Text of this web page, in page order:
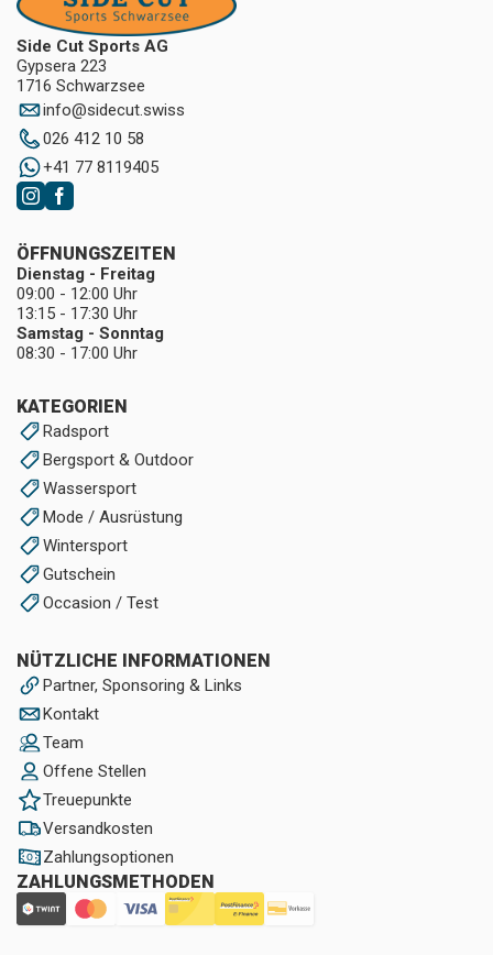
Side Cut Sports AG
Gypsera 223
1716 Schwarzsee
info@sidecut.swiss
026 412 10 58
+41 77 8119405
KATEGORIEN
Radsport
Bergsport & Outdoor
Wassersport
Mode / Ausrüstung
Wintersport
Gutschein
Occasion / Test
NÜTZLICHE INFORMATIONEN
Partner, Sponsoring & Links
Kontakt
Team
Offene Stellen
Treuepunkte
Versandkosten
Zahlungsoptionen
ZAHLUNGSMETHODEN
ÖFFNUNGSZEITEN
Dienstag - Freitag
09:00 - 12:00 Uhr
13:15 - 17:30 Uhr
Samstag - Sonntag
08:30 - 17:00 Uhr